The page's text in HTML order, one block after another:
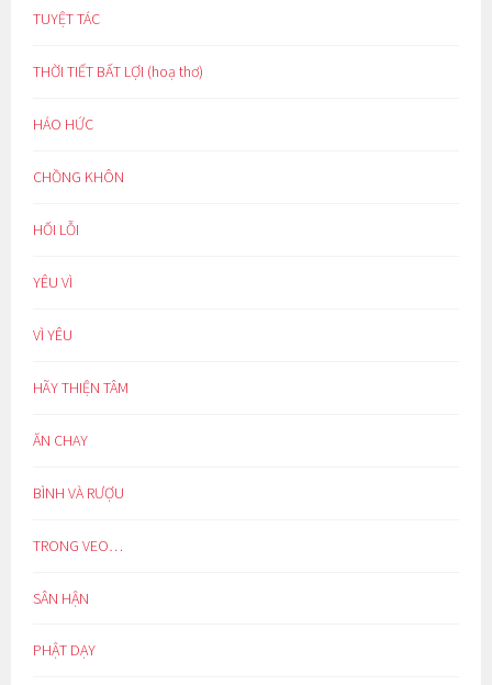
TUYỆT TÁC
THỜI TIẾT BẤT LỢI (hoạ thơ)
HÁO HỨC
CHỒNG KHÔN
HỐI LỖI
YÊU VÌ
VÌ YÊU
HÃY THIỆN TÂM
ĂN CHAY
BÌNH VÀ RƯỢU
TRONG VEO…
SÂN HẬN
PHẬT DẠY